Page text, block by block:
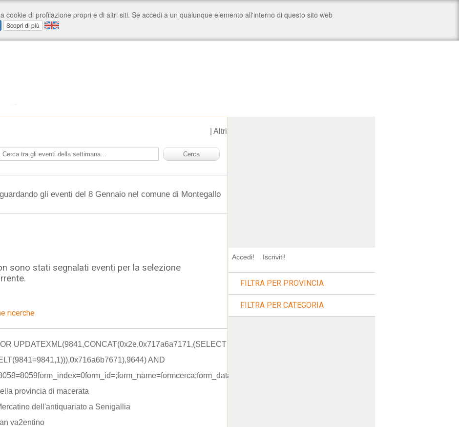
Altri
gli eventi del 8 Gennaio nel comune di Montegallo
sono stati segnalati eventi per la selezione
ricerche
UPDATEXML(9841,CONCAT(0x2e,0x717a6a7171,(SELECT
AND
provincia di macerata
dell'antiquariato a Senigallia
va2entino
Accedi! Iscriviti!
FILTRA PER PROVINCIA
FILTRA PER CATEGORIA